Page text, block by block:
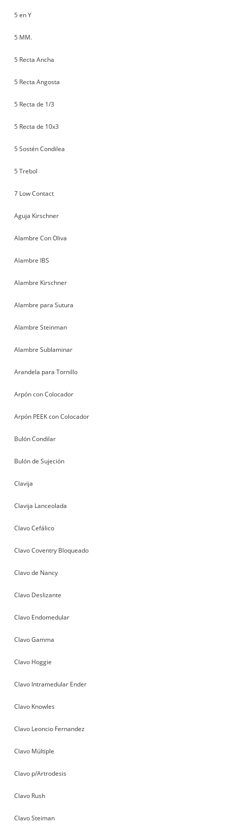
5 en Y
5 MM.
5 Recta Ancha
5 Recta Angosta
5 Recta de 1/3
5 Recta de 10x3
5 Sostén Condilea
5 Trebol
7 Low Contact
Aguja Kirschner
Alambre Con Oliva
Alambre IBS
Alambre Kirschner
Alambre para Sutura
Alambre Steinman
Alambre Sublaminar
Arandela para Tornillo
Arpón con Colocador
Arpón PEEK con Colocador
Bulón Condilar
Bulón de Sujeción
Clavija
Clavija Lanceolada
Clavo Cefálico
Clavo Coventry Bloqueado
Clavo de Nancy
Clavo Deslizante
Clavo Endomedular
Clavo Gamma
Clavo Hoggie
Clavo Intramedular Ender
Clavo Knowles
Clavo Leoncio Fernandez
Clavo Múltiple
Clavo p/Artrodesis
Clavo Rush
Clavo Steiman